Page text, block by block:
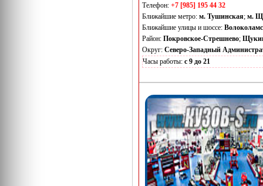
Телефон: +7 [985] 195 44 32
Ближайшие метро: м. Тушинская; м.
Ближайшие улицы и шоссе:
Район: Покровское-Стрешнево;
Округ: Северо-Западный
Часы работы: с 9 до 21